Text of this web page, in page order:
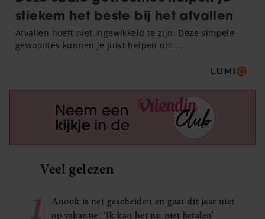
Veel gelezen
1
Anouk is net gescheiden en gaat dit jaar niet
op vakantie: ‘Ik kan het nu niet betalen’